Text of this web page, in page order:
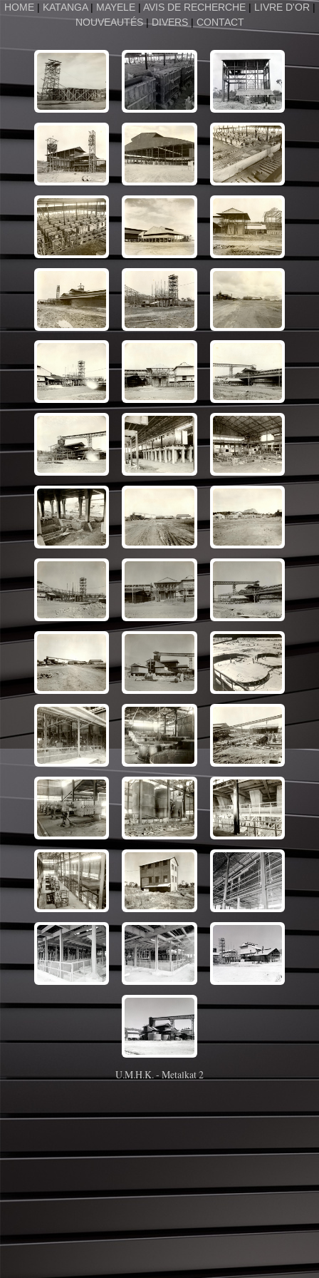
HOME | KATANGA| MAYELE| AVIS DE RECHERCHE| LIVRE D'OR |
NOUVEAUTÉS|DIVERS| CONTACT
U.M.H.K. - Metalkat 2